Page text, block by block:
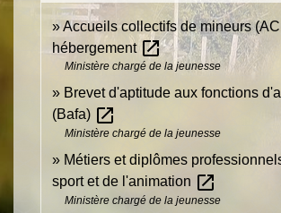
Accueils collectifs de mineurs
hébergement open_in_new
Ministère chargé de la jeunesse
Brevet d'aptitude aux fonctions
(Bafa) open_in_new
Ministère chargé de la jeunesse
Métiers et diplômes
sport et de l'animation open_in_new
Ministère chargé de la jeunesse